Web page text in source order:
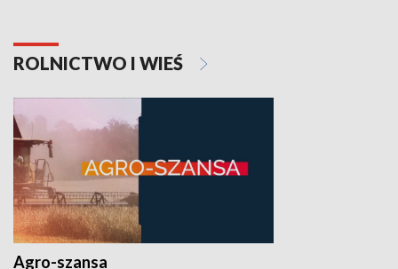
ROLNICTWO I WIEŚ
Agro-szansa